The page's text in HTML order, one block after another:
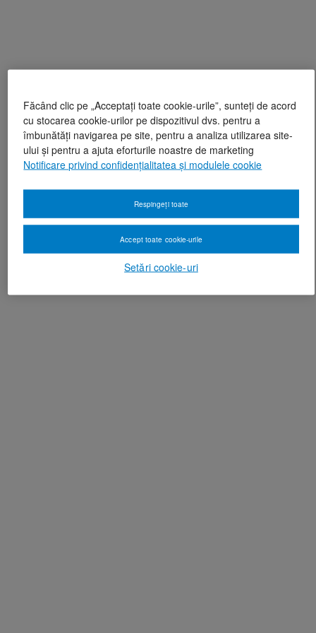
Făcând clic pe „Acceptați toate cookie-urile”, sunteți de acord
cu stocarea cookie-urilor pe dispozitivul dvs. pentru a
îmbunătăți navigarea pe site, pentru a analiza utilizarea site-
ului și pentru a ajuta eforturile noastre de marketing
Notificare privind confidențialitatea și modulele cookie
Setări cookie-uri
Respingeți toate
Accept toate cookie-urile